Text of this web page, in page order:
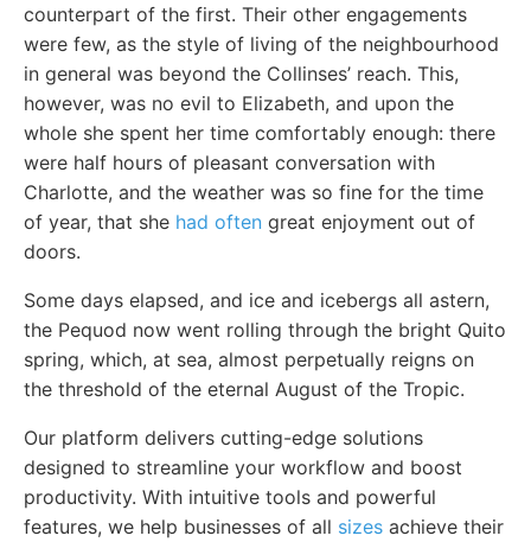
counterpart of the first. Their other engagements
were few, as the style of living of the neighbourhood
in general was beyond the Collinses’ reach. This,
however, was no evil to Elizabeth, and upon the
whole she spent her time comfortably enough: there
were half hours of pleasant conversation with
Charlotte, and the weather was so fine for the time
of year, that she had often great enjoyment out of
doors.
Some days elapsed, and ice and icebergs all astern,
the Pequod now went rolling through the bright Quito
spring, which, at sea, almost perpetually reigns on
the threshold of the eternal August of the Tropic.
Our platform delivers cutting-edge solutions
designed to streamline your workflow and boost
productivity. With intuitive tools and powerful
features, we help businesses of all sizes achieve their